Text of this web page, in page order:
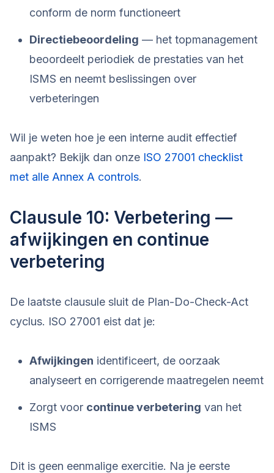
conform de norm functioneert
Directiebeoordeling — het topmanagement
beoordeelt periodiek de prestaties van het
ISMS en neemt beslissingen over
verbeteringen
Wil je weten hoe je een interne audit effectief
aanpakt? Bekijk dan onze ISO 27001 checklist
met alle Annex A controls.
Clausule 10: Verbetering —
afwijkingen en continue
verbetering
De laatste clausule sluit de Plan-Do-Check-Act
cyclus. ISO 27001 eist dat je:
Afwijkingen identificeert, de oorzaak
analyseert en corrigerende maatregelen neemt
Zorgt voor continue verbetering van het
ISMS
Dit is geen eenmalige exercitie. Na je eerste